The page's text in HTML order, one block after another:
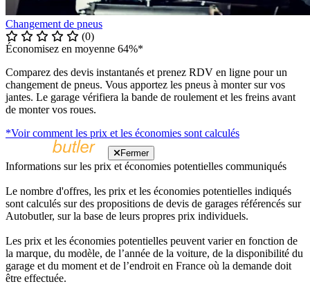
Changement de pneus
(0)
Économisez en moyenne 64%*
Comparez des devis instantanés et prenez RDV en ligne pour un
changement de pneus. Vous apportez les pneus à monter sur vos
jantes. Le garage vérifiera la bande de roulement et les freins avant
de monter vos roues.
*Voir comment les prix et les économies sont calculés
Fermer
Informations sur les prix et économies potentielles communiqués
Le nombre d'offres, les prix et les économies potentielles indiqués
sont calculés sur des propositions de devis de garages référencés sur
Autobutler, sur la base de leurs propres prix individuels.
Les prix et les économies potentielles peuvent varier en fonction de
la marque, du modèle, de l’année de la voiture, de la disponibilité du
garage et du moment et de l’endroit en France où la demande doit
être effectuée.